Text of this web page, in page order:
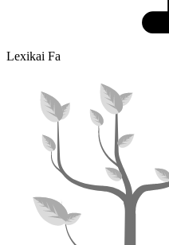
Lexikai Fa